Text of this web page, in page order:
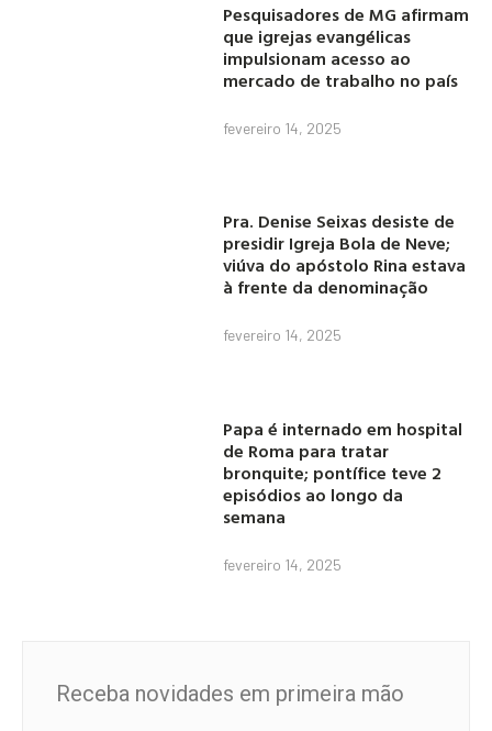
Pesquisadores de MG afirmam
que igrejas evangélicas
impulsionam acesso ao
mercado de trabalho no país
fevereiro 14, 2025
Pra. Denise Seixas desiste de
presidir Igreja Bola de Neve;
viúva do apóstolo Rina estava
à frente da denominação
fevereiro 14, 2025
Papa é internado em hospital
de Roma para tratar
bronquite; pontífice teve 2
episódios ao longo da
semana
fevereiro 14, 2025
Receba novidades em primeira mão